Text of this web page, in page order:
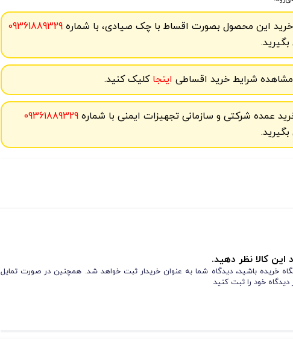
این محصول بصورت اقساط با چک صیادی، با شماره 09361889329
شرایط خرید اقساطی اینجاکلیک کنید.
عمده شرکتی و سازمانی تجهیزات ایمنی با شماره 09361889329
کالا نظر دهید.
خریده باشید، دیدگاه شما به عنوان خریدار ثبت خواهد شد. همچنین در صورت تمایل
خود را ثبت کنید